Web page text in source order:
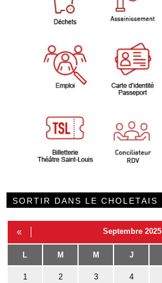
SORTIR DANS LE CHOLETAIS
« Septembre 2025
L M M J
1 2 3 4